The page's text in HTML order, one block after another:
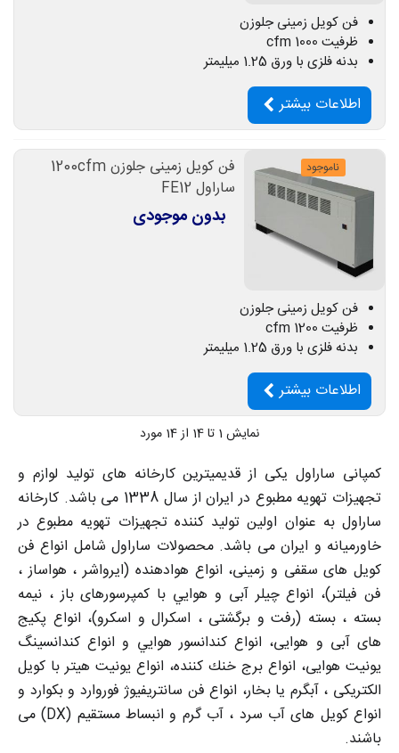
فن کویل زمینی جلوزن
ظرفیت 1000 cfm
بدنه فلزی با ورق 1.25 میلیمتر
اطلاعات بیشتر
ناموجود
فن کویل زمینی جلوزن 1200cfm
ساراول FE12
بدون موجودی
فن کویل زمینی جلوزن
ظرفیت 1200 cfm
بدنه فلزی با ورق 1.25 میلیمتر
اطلاعات بیشتر
نمایش 1 تا 14 از 14 مورد
کمپانی ساراول یکی از قدیمیترین کارخانه های تولید لوازم و
تجهیزات تهویه مطبوع در ایران از سال 1338 می باشد. کارخانه
ساراول به عنوان اولین تولید کننده تجهیزات تهویه مطبوع در
خاورمیانه و ایران می باشد. محصولات ساراول شامل انواع فن
کویل های سقفی و زمینی، انواع هوادهنده (ایرواشر ، هواساز ،
فن فیلتر)، انواع چيلر آبی و هوايي با كمپرسورهای باز ، نيمه
بسته ، بسته (رفت و برگشتی ، اسکرال و اسکرو)، انواع پكيج
های آبی و هوايی، انواع كندانسور هوايي و انواع كندانسينگ
يونيت هوايی، انواع برج خنك كننده، انواع يونيت هيتر با کویل
الکتریکی ، آبگرم یا بخار، انواع فن سانتریفيوژ فوروارد و بکوارد و
انواع کویل های آب سرد ، آب گرم و انبساط مستقیم (DX) می
باشند.